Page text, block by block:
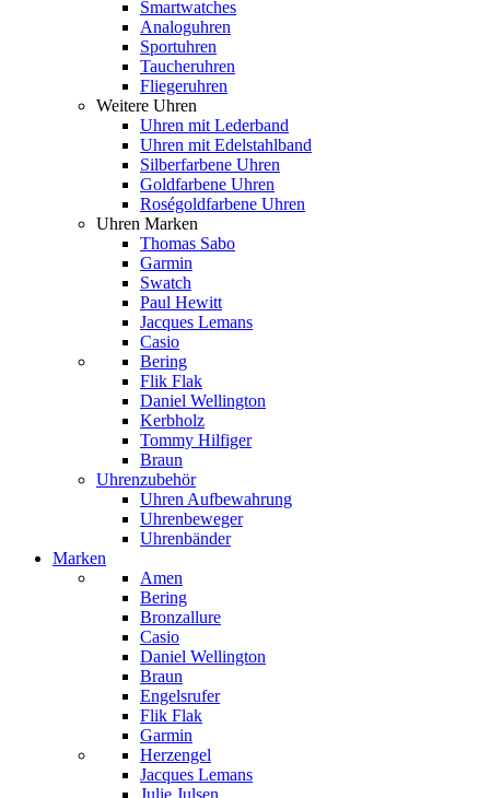
Smartwatches
Analoguhren
Sportuhren
Taucheruhren
Fliegeruhren
Weitere Uhren
Uhren mit Lederband
Uhren mit Edelstahlband
Silberfarbene Uhren
Goldfarbene Uhren
Roségoldfarbene Uhren
Uhren Marken
Thomas Sabo
Garmin
Swatch
Paul Hewitt
Jacques Lemans
Casio
Bering
Flik Flak
Daniel Wellington
Kerbholz
Tommy Hilfiger
Braun
Uhrenzubehör
Uhren Aufbewahrung
Uhrenbeweger
Uhrenbänder
Marken
Amen
Bering
Bronzallure
Casio
Daniel Wellington
Braun
Engelsrufer
Flik Flak
Garmin
Herzengel
Jacques Lemans
Julie Julsen